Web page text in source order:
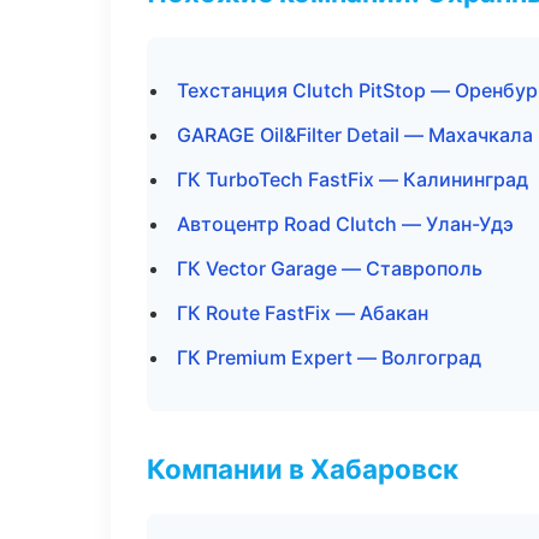
Техстанция Clutch PitStop —
GARAGE Oil&Filter Detail — Махачкала
ГК TurboTech FastFix — Калининград
Автоцентр Road Clutch — Улан-Удэ
ГК Vector Garage — Ставрополь
ГК Route FastFix — Абакан
ГК Premium Expert — Волгоград
Компании в Хабаровск